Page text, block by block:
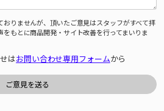
おりませんが、頂いたご意見はスタッフがすべて拝
をもとに商品開発・サイト改善を行ってまいりま
はお問い合わせ専用フォームから